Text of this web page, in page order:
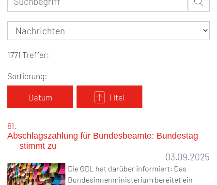
1771 Treffer:
Sortierung:
Datum Titel
81.
Abschlagszahlung für Bundesbeamte: Bundestag
stimmt zu
03.09.2025
Die GDL hat darüber informiert: Das
Bundesinnenministerium bereitet ein